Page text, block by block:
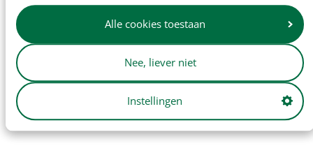
Alle cookies toestaan
Nee, liever niet
Instellingen
Stickersets